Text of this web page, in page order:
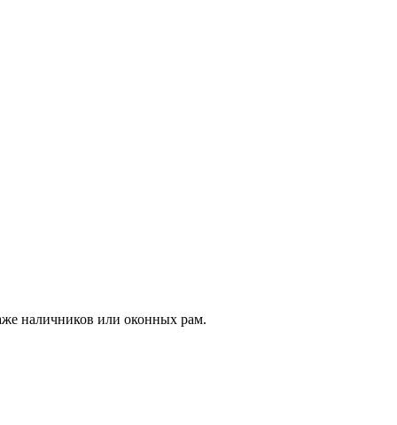
наличников или оконных рам.